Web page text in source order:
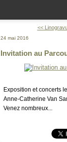
<<
24 mai 2016
Invitation au
Exposition et concerts
Anne-Catherine Van
Venez nombreux...